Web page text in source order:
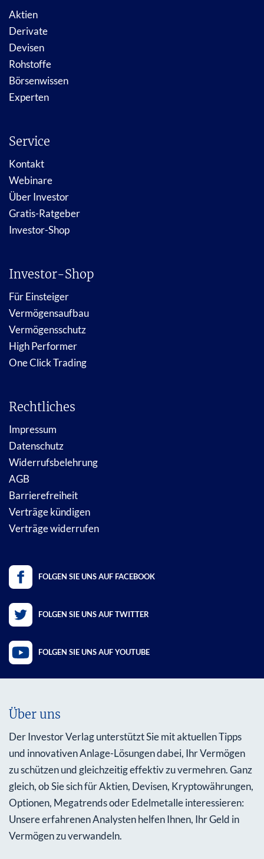
Aktien
Derivate
Devisen
Rohstoffe
Börsenwissen
Experten
Service
Kontakt
Webinare
Über Investor
Gratis-Ratgeber
Investor-Shop
Investor-Shop
Für Einsteiger
Vermögensaufbau
Vermögensschutz
High Performer
One Click Trading
Rechtliches
Impressum
Datenschutz
Widerrufsbelehrung
AGB
Barrierefreiheit
Verträge kündigen
Verträge widerrufen
FOLGEN SIE UNS AUF FACEBOOK
FOLGEN SIE UNS AUF TWITTER
FOLGEN SIE UNS AUF YOUTUBE
Über uns
Der Investor Verlag unterstützt Sie mit aktuellen Tipps
und innovativen Anlage-Lösungen dabei, Ihr Vermögen
zu schützen und gleichzeitig effektiv zu vermehren. Ganz
gleich, ob Sie sich für Aktien, Devisen, Kryptowährungen,
Optionen, Megatrends oder Edelmetalle interessieren:
Unsere erfahrenen Analysten helfen Ihnen, Ihr Geld in
Vermögen zu verwandeln.